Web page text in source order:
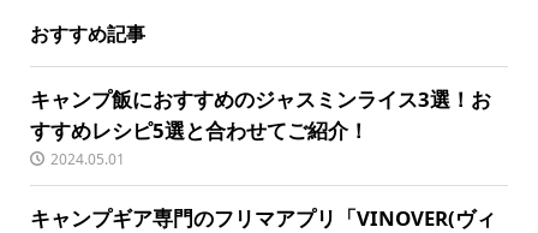
おすすめ記事
キャンプ飯におすすめのジャスミンライス3選！お
すすめレシピ5選と合わせてご紹介！
2024.05.01
キャンプギア専門のフリマアプリ「VINOVER(ヴィ